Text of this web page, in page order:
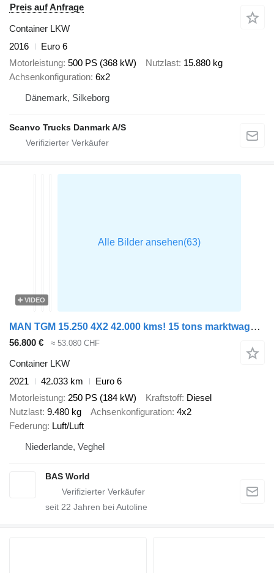
Preis auf Anfrage
Container LKW
2016
Euro 6
Motorleistung 500 PS (368 kW) Nutzlast 15.880 kg
Achsenkonfiguration 6x2
Dänemark, Silkeborg
Scanvo Trucks Danmark A/S
VIDEO
MAN TGM 15.250 4X2 42.000 kms! 15 tons marktwagen BDF Automatic Full
56.800 € ≈ 53.080 CHF
Container LKW
2021
42.033 km
Euro 6
Motorleistung 250 PS (184 kW) Kraftstoff Diesel
Nutzlast 9.480 kg Achsenkonfiguration 4x2
Federung Luft/Luft
Niederlande, Veghel
BAS World
seit 22 Jahren bei Autoline